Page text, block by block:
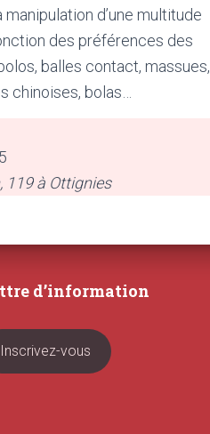
d’une multitude
des préférences des
balles contact, massues,
chinoises, bolas…
119 à Ottignies
d’information
Inscrivez-vous